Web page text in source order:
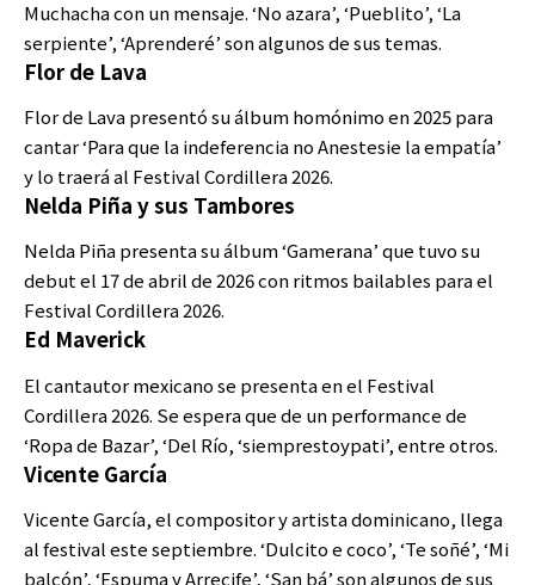
Muchacha con un mensaje. ‘No azara’, ‘Pueblito’, ‘La
serpiente’, ‘Aprenderé’ son algunos de sus temas.
Flor de Lava
Flor de Lava presentó su álbum homónimo en 2025 para
cantar ‘Para que la indeferencia no Anestesie la empatía’
y lo traerá al Festival Cordillera 2026.
Nelda Piña y sus Tambores
Nelda Piña presenta su álbum ‘Gamerana’ que tuvo su
debut el 17 de abril de 2026 con ritmos bailables para el
Festival Cordillera 2026.
Ed Maverick
El cantautor mexicano se presenta en el Festival
Cordillera 2026. Se espera que de un performance de
‘Ropa de Bazar’, ‘Del Río, ‘siemprestoypati’, entre otros.
Vicente García
Vicente García, el compositor y artista dominicano, llega
al festival este septiembre. ‘Dulcito e coco’, ‘Te soñé’, ‘Mi
balcón’, ‘Espuma y Arrecife’, ‘San bá’ son algunos de sus